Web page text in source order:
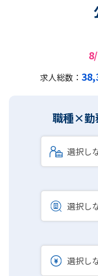
求人総数：
職種×勤